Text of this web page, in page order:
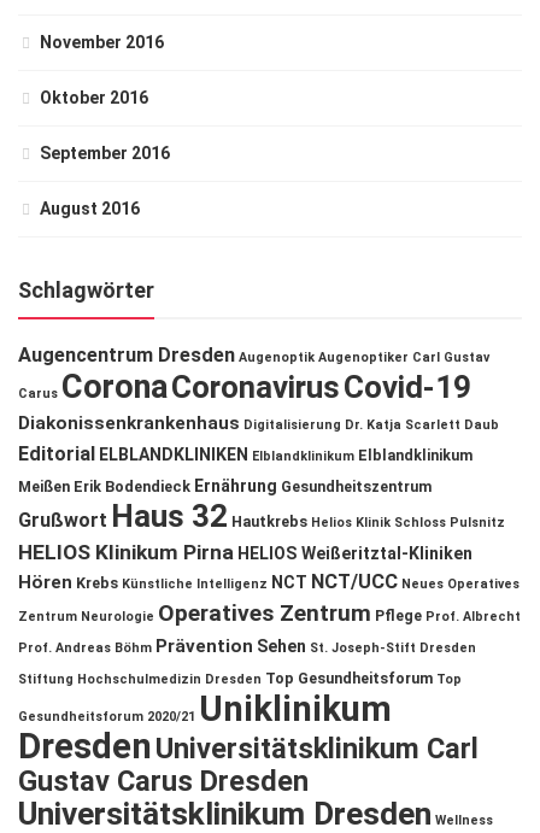
November 2016
Oktober 2016
September 2016
August 2016
Schlagwörter
Augencentrum Dresden Augenoptik Augenoptiker Carl Gustav
Carus CoronaCoronavirusCovid-19
Diakonissenkrankenhaus Digitalisierung Dr. Katja Scarlett Daub
Editorial ELBLANDKLINIKEN Elblandklinikum Elblandklinikum
Meißen Erik Bodendieck Ernährung Gesundheitszentrum
Grußwort Haus 32 Hautkrebs Helios Klinik Schloss Pulsnitz
HELIOS Klinikum Pirna HELIOS Weißeritztal-Kliniken
Hören Krebs Künstliche Intelligenz NCT NCT/UCC Neues Operatives
Zentrum Neurologie Operatives Zentrum Pflege Prof. Albrecht
Prof. Andreas Böhm Prävention Sehen St. Joseph-Stift Dresden
Stiftung Hochschulmedizin Dresden Top Gesundheitsforum Top
Gesundheitsforum 2020/21 Uniklinikum
DresdenUniversitätsklinikum Carl
Gustav Carus Dresden
Universitätsklinikum Dresden Wellness